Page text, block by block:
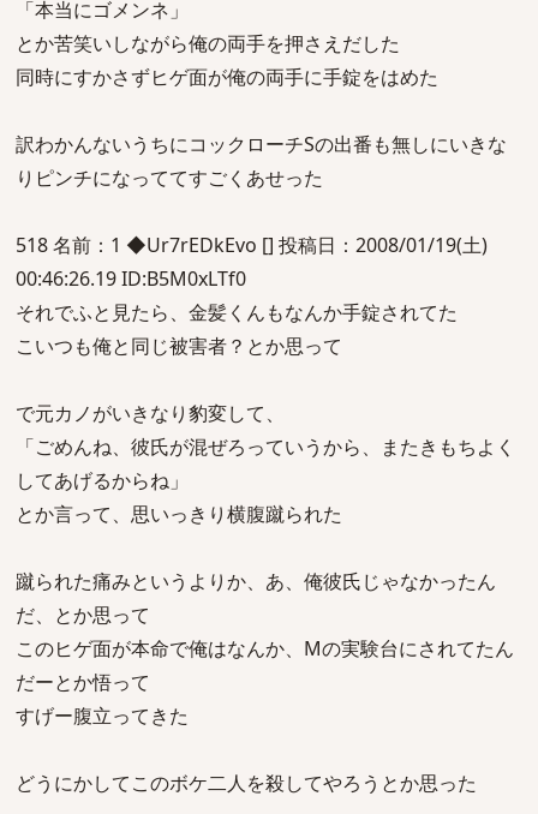
「本当にゴメンネ」
とか苦笑いしながら俺の両手を押さえだした
同時にすかさずヒゲ面が俺の両手に手錠をはめた
訳わかんないうちにコックローチSの出番も無しにいきな
りピンチになっててすごくあせった
518 名前：1 ◆Ur7rEDkEvo [] 投稿日：2008/01/19(土)
00:46:26.19 ID:B5M0xLTf0
それでふと見たら、金髪くんもなんか手錠されてた
こいつも俺と同じ被害者？とか思って
で元カノがいきなり豹変して、
「ごめんね、彼氏が混ぜろっていうから、またきもちよく
してあげるからね」
とか言って、思いっきり横腹蹴られた
蹴られた痛みというよりか、あ、俺彼氏じゃなかったん
だ、とか思って
このヒゲ面が本命で俺はなんか、Mの実験台にされてたん
だーとか悟って
すげー腹立ってきた
どうにかしてこのボケ二人を殺してやろうとか思った